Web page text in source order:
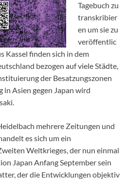
Tagebuch zu
transkribier
en um sie zu
veröffentlic
Kassel finden sich in dem
bezogen auf viele Städte,
der Besatzungszonen
Asien gegen Japan wird
mehrere Zeitungen und
es sich um ein
Weltkrieges, der nun einmal
Japan Anfang September sein
der die Entwicklungen objektiv